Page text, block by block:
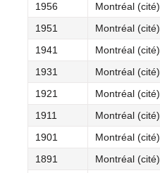
1956
Montréal (cité)
1951
Montréal (cité)
1941
Montréal (cité)
1931
Montréal (cité)
1921
Montréal (cité)
1911
Montréal (cité)
1901
Montréal (cité)
1891
Montréal (cité)